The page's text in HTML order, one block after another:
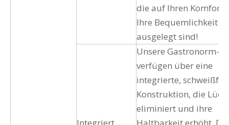
die auf Ihren Komfort
Ihre Bequemlichkeit
ausgelegt sind!
Unsere Gastronorm-
verfügen über eine
integrierte,
Konstruktion, die
eliminiert und ihre